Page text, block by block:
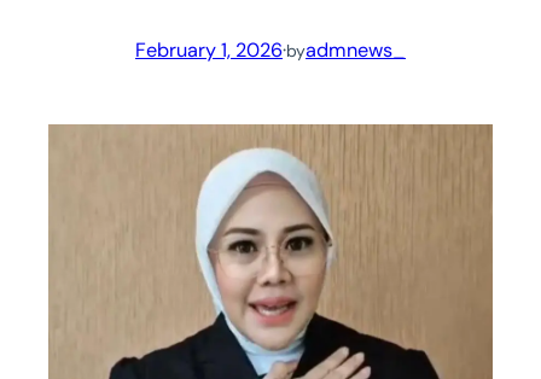
February 1, 2026·byadmnews_